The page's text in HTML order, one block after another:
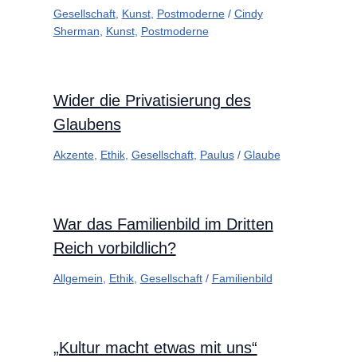
Gesellschaft, Kunst, Postmoderne/ Cindy
Sherman
Kunst, Postmoderne
Wider die Privatisierung des
Glaubens
Akzente, Ethik, Gesellschaft, Paulus/ Glaube
War das Familienbild im Dritten
Reich vorbildlich?
Allgemein Ethik, Gesellschaft/ Familienbild
„Kultur macht etwas mit uns“